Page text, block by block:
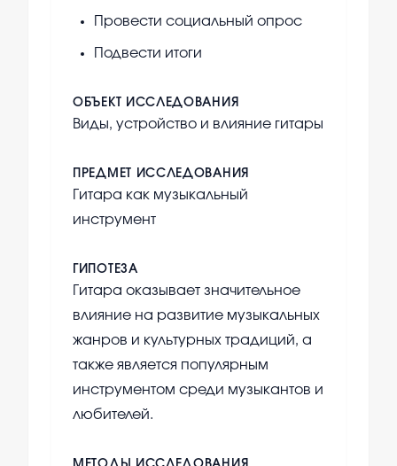
Провести социальный опрос
Подвести итоги
ОБЪЕКТ ИССЛЕДОВАНИЯ
Виды, устройство и влияние гитары
ПРЕДМЕТ ИССЛЕДОВАНИЯ
Гитара как музыкальный
инструмент
ГИПОТЕЗА
Гитара оказывает значительное
влияние на развитие музыкальных
жанров и культурных традиций, а
также является популярным
инструментом среди музыкантов и
любителей.